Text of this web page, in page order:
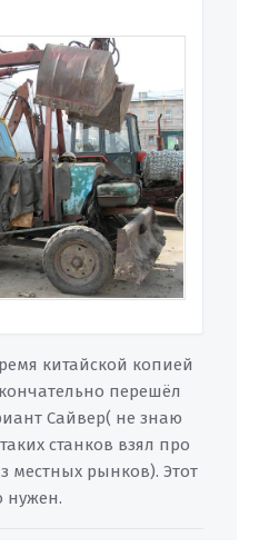
китайской копией
перешёл
Сайвер( не знаю
станков взял про
местных рынков). Этот
нужен.